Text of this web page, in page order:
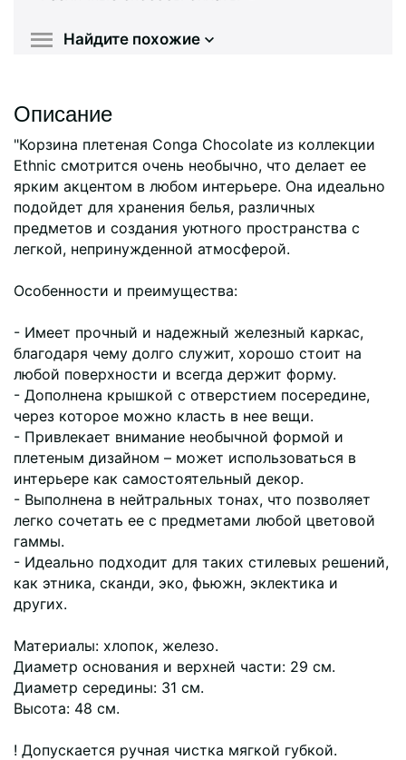
Найдите похожие
Описание
"Корзина плетеная Conga Chocolate из коллекции
Ethnic смотрится очень необычно, что делает ее
ярким акцентом в любом интерьере. Она идеально
подойдет для хранения белья, различных
предметов и создания уютного пространства с
легкой, непринужденной атмосферой.
Особенности и преимущества:
- Имеет прочный и надежный железный каркас,
благодаря чему долго служит, хорошо стоит на
любой поверхности и всегда держит форму.
- Дополнена крышкой с отверстием посередине,
через которое можно класть в нее вещи.
- Привлекает внимание необычной формой и
плетеным дизайном – может использоваться в
интерьере как самостоятельный декор.
- Выполнена в нейтральных тонах, что позволяет
легко сочетать ее с предметами любой цветовой
гаммы.
- Идеально подходит для таких стилевых решений,
как этника, сканди, эко, фьюжн, эклектика и
других.
Материалы: хлопок, железо.
Диаметр основания и верхней части: 29 см.
Диаметр середины: 31 см.
Высота: 48 см.
! Допускается ручная чистка мягкой губкой.